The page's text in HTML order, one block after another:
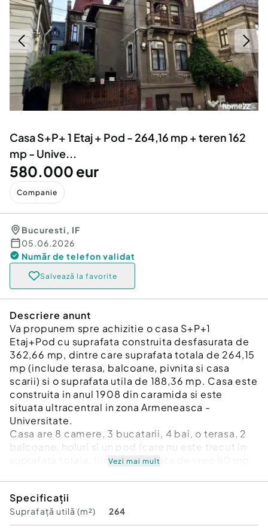
Servicii
Animale de companie
Afaceri și echipamente profesionale
Inchiriere Bunuri si Vehicule
Utilaje agricole si industriale
Piese auto si accesorii
Dacia Duster
Casa S+P+ 1 Etaj + Pod - 264,16 mp + teren 162
mp - Unive...
580.000 eur
Companie
Bucuresti, IF
05.06.2026
Număr de telefon validat
Salvează la favorite
Descriere anunt
Va propunem spre achizitie o casa S+P+1
Etaj+Pod cu suprafata construita desfasurata de
362,66 mp, dintre care suprafata totala de 264,15
mp (include terasa, balcoane, pivnita si casa
scarii) si o suprafata utila de 188,36 mp. Casa este
construita in anul 1908 din caramida si este
situata ultracentral in zona Armeneasca -
Universitate.
Casa are 8 camere, 3 bucatarii, 4 bai, o terasa, 2
balcoane, holuri si un pod (care nu este trecut in
suprafata totala, fiind o suprafata de vreo 80 mp
acte, 162 mp masurati, amprenta casei este 115
mp si o curte libera de 47 mp.
Vezi mai mult
Specificații
Suprafață utilă (m²) 264